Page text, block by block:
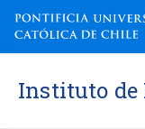
Instituto de